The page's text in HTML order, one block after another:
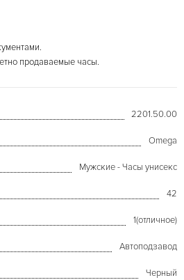
продаваемые часы.
2201.50.00
Omega
Мужские - Часы унисекс
42
1(отличное)
Автоподзавод
Черный